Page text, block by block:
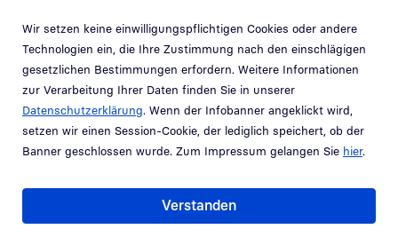
Wir setzen keine einwilligungspflichtigen Cookies oder andere
Technologien ein, die Ihre Zustimmung nach den einschlägigen
gesetzlichen Bestimmungen erfordern. Weitere Informationen
zur Verarbeitung Ihrer Daten finden Sie in unserer
Datenschutzerklärung. Wenn der Infobanner angeklickt wird,
setzen wir einen Session-Cookie, der lediglich speichert, ob der
Banner geschlossen wurde. Zum Impressum gelangen Sie hier.
Verstanden
SM-B-Institutionszertifikate: virtueller